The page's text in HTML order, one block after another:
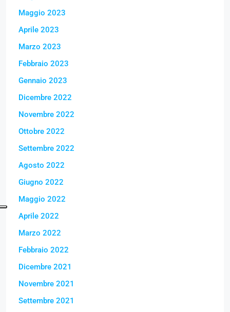
Maggio 2023
Aprile 2023
Marzo 2023
Febbraio 2023
Gennaio 2023
Dicembre 2022
Novembre 2022
Ottobre 2022
Settembre 2022
Agosto 2022
Giugno 2022
Maggio 2022
Aprile 2022
Marzo 2022
Febbraio 2022
Dicembre 2021
Novembre 2021
Settembre 2021